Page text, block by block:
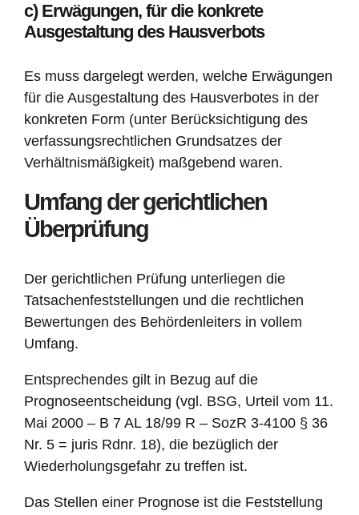
c) Erwägungen, für die konkrete
Ausgestaltung des Hausverbots
Es muss dargelegt werden, welche Erwägungen
für die Ausgestaltung des Hausverbotes in der
konkreten Form (unter Berücksichtigung des
verfassungsrechtlichen Grundsatzes der
Verhältnismäßigkeit) maßgebend waren.
Umfang der gerichtlichen
Überprüfung
Der gerichtlichen Prüfung unterliegen die
Tatsachenfeststellungen und die rechtlichen
Bewertungen des Behördenleiters in vollem
Umfang.
Entsprechendes gilt in Bezug auf die
Prognoseentscheidung (vgl. BSG, Urteil vom 11.
Mai 2000 – B 7 AL 18/99 R – SozR 3-4100 § 36
Nr. 5 = juris Rdnr. 18), die bezüglich der
Wiederholungsgefahr zu treffen ist.
Das Stellen einer Prognose ist die Feststellung